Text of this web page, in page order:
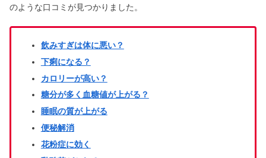
メンズのダサい&後悔の原因
防カビくん煙剤は危険？放置しすぎた
ら？捨て方も解説
オートミールお好み焼きは太る？カロ
リー&痩せた・ダイエット向き？
のような口コミが見つかりました。
飲みすぎは体に悪い？
下痢になる？
カロリーが高い？
糖分が多く血糖値が上がる？
睡眠の質が上がる
便秘解消
花粉症に効く